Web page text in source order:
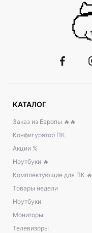
КАТАЛОГ
Заказ из Европы 🔥🔥
Конфигуратор ПК
Акции %
Ноутбуки 🔥
Комплектующие для ПК 🔥
Товары недели
Ноутбуки
Мониторы
Телевизоры